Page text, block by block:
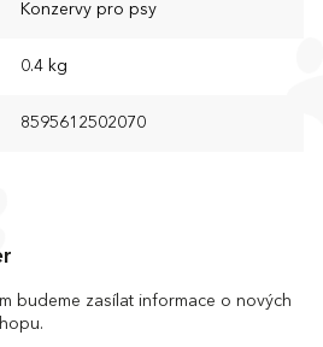
Konzervy pro psy
0.4 kg
8595612502070
budeme zasílat informace o nových